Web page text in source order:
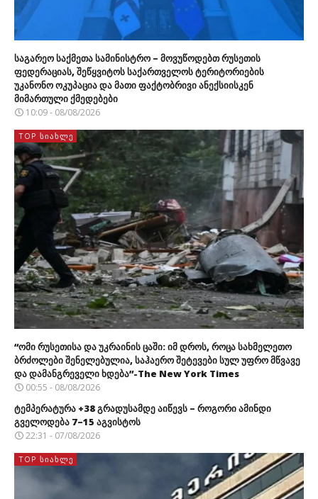
საგარეო საქმეთა სამინისტრო – მოვუწოდებთ რუსეთის
ფედერაციას, შეწყვიტოს საქართველოს ტერიტორიების
უკანონო ოკუპაცია და მათი ფაქტობრივი ანექსიისკენ
მიმართული ქმედებები
10:09 - 08/08/2026
TOP ᲡᲘᲐᲮᲚᲔ
“ომი რუსეთისა და უკრაინის ცაში: იმ დროს, როცა სახმელეთო
ბრძოლები შენელებულია, საჰაერო შეტევები სულ უფრო მწვავე
და დამანგრეველი ხდება”-The New York Times
00:55 - 08/08/2026
ტემპერატურა +38 გრადუსამდე აიწევს – როგორი ამინდი
გველოდება 7–15 აგვისტოს
22:31 - 07/08/2026
TOP ᲡᲘᲐᲮᲚᲔ